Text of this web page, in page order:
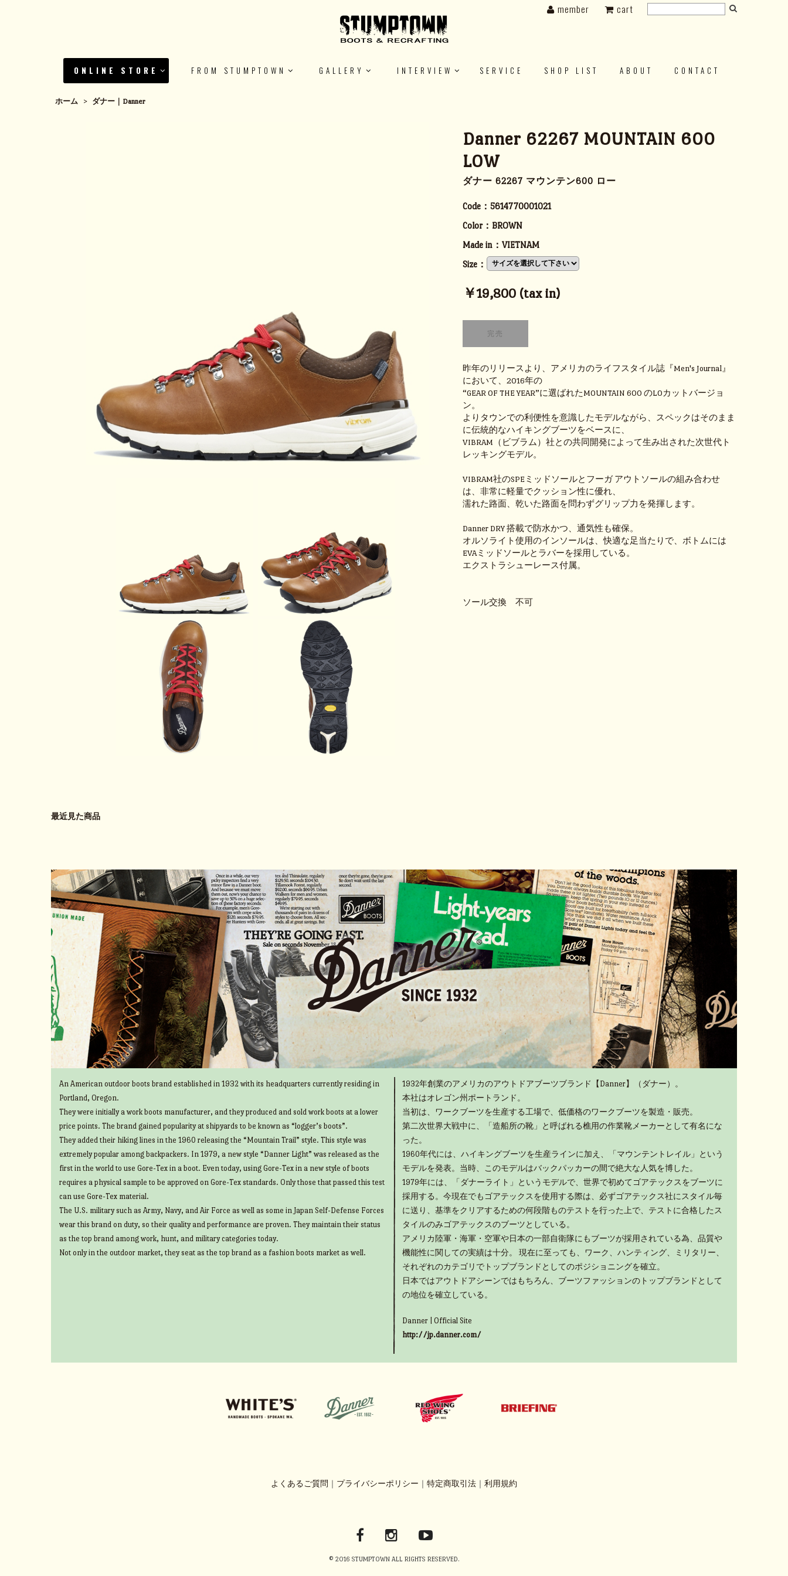
ONLINE STORE FROM STUMPTOWN GALLERY INTERVIEW SERVICE SHOP LIST ABOUT CONTACT
member cart
ホーム > ダナー｜Danner
Danner 62267 MOUNTAIN 600
LOW
ダナー 62267 マウンテン600 ロー
Code： 5614770001021
Color： BROWN
Made in： VIETNAM
Size：
￥19,800 (tax in)
昨年のリリースより、アメリカのライフスタイル誌『Men's Journal』
において、2016年の
“GEAR OF THE YEAR”に選ばれたMOUNTAIN 600 のLOカットバージョ
ン。
よりタウンでの利便性を意識したモデルながら、スペックはそのまま
に伝統的なハイキングブーツをベースに、
VIBRAM（ビブラム）社との共同開発によって生み出された次世代ト
レッキングモデル。
VIBRAM社のSPEミッドソールとフーガ アウトソールの組み合わせ
は、非常に軽量でクッション性に優れ、
濡れた路面、乾いた路面を問わずグリップ力を発揮します。
Danner DRY 搭載で防水かつ、通気性も確保。
オルソライト使用のインソールは、快適な足当たりで、ボトムには
EVAミッドソールとラバーを採用している。
エクストラシューレース付属。
ソール交換 不可
最近見た商品
An American outdoor boots brand established in 1932 with its headquarters currently residing in
Portland, Oregon.
They were initially a work boots manufacturer, and they produced and sold work boots at a lower
price points. The brand gained popularity at shipyards to be known as “logger’s boots”.
They added their hiking lines in the 1960 releasing the “Mountain Trail” style. This style was
extremely popular among backpackers. In 1979, a new style “Danner Light” was released as the
first in the world to use Gore-Tex in a boot. Even today, using Gore-Tex in a new style of boots
requires a physical sample to be approved on Gore-Tex standards. Only those that passed this test
can use Gore-Tex material.
The U.S. military such as Army, Navy, and Air Force as well as some in Japan Self-Defense Forces
wear this brand on duty, so their quality and performance are proven. They maintain their status
as the top brand among work, hunt, and military categories today.
Not only in the outdoor market, they seat as the top brand as a fashion boots market as well.
1932年創業のアメリカのアウトドアブーツブランド【Danner】（ダナー）。
本社はオレゴン州ポートランド。
当初は、ワークブーツを生産する工場で、低価格のワークブーツを製造・販売。
第二次世界大戦中に、「造船所の靴」と呼ばれる樵用の作業靴メーカーとして有名にな
った。
1960年代には、ハイキングブーツを生産ラインに加え、「マウンテントレイル」という
モデルを発表。当時、このモデルはバックパッカーの間で絶大な人気を博した。
1979年には、「ダナーライト」というモデルで、世界で初めてゴアテックスをブーツに
採用する。今現在でもゴアテックスを使用する際は、必ずゴアテックス社にスタイル毎
に送り、基準をクリアするための何段階ものテストを行った上で、テストに合格したス
タイルのみゴアテックスのブーツとしている。
アメリカ陸軍・海軍・空軍や日本の一部自衛隊にもブーツが採用されている為、品質や
機能性に関しての実績は十分。 現在に至っても、ワーク、ハンティング、ミリタリー、
それぞれのカテゴリでトップブランドとしてのポジショニングを確立。
日本ではアウトドアシーンではもちろん、ブーツファッションのトップブランドとして
の地位を確立している。
Danner | Official Site
http://jp.danner.com/
よくあるご質問 プライバシーポリシー 特定商取引法 利用規約
© 2016 STUMPTOWN ALL RIGHTS RESERVED.